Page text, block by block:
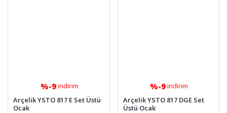
%-9indirim
Arçelik YSTO 817 E Set Üstü
Ocak
%-9indirim
Arçelik YSTO 817 DGE Set
Üstü Ocak